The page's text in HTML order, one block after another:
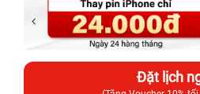
Đặt lịch